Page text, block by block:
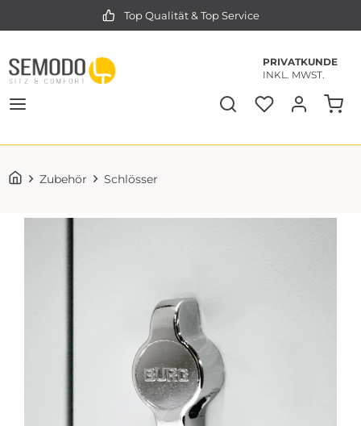
Top Qualität & Top Service
PRIVATKUNDE
INKL. MWST.
Zubehör Schlösser